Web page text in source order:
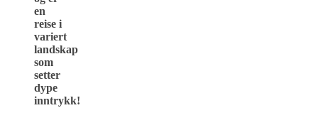
en
reise i
variert
landskap
som
setter
dype
inntrykk!